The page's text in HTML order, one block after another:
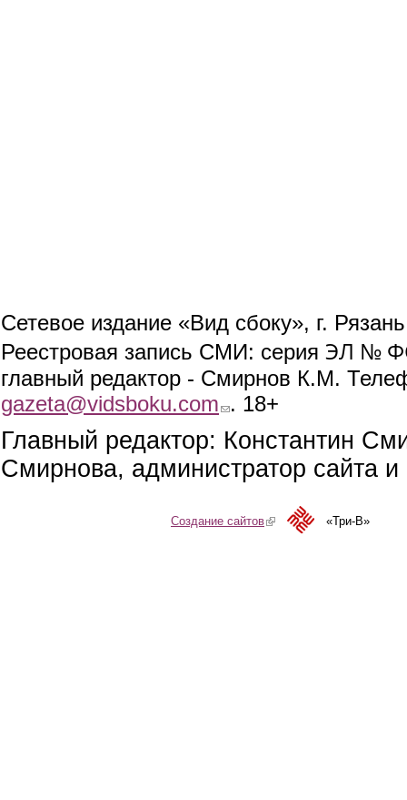
Сетевое издание «Вид сбоку», г.
Реестровая запись СМИ: серия ЭЛ №
главный редактор - Смирнов К.М.
gazeta@vidsboku.com (link sends e-mail)
. 18+
Главный редактор: Константин
Смирнова, администратор сайта
Создание сайтов(link is external)«Три-В»